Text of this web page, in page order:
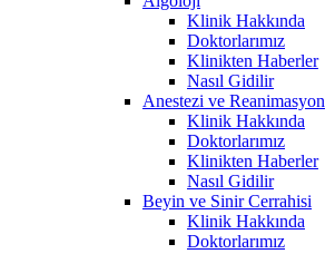
Klinik Hakkında
Doktorlarımız
Klinikten Haberler
Nasıl Gidilir
Anestezi ve Reanimasyon
Klinik Hakkında
Doktorlarımız
Klinikten Haberler
Nasıl Gidilir
Beyin ve Sinir Cerrahisi
Klinik Hakkında
Doktorlarımız